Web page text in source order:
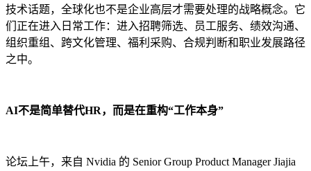
技术话题，全球化也不是企业高层才需要处理的战略概念。它
们正在进入日常工作：进入招聘筛选、员工服务、绩效沟通、
组织重组、跨文化管理、福利采购、合规判断和职业发展路径
之中。
AI不是简单替代HR，而是在重构“工作本身”
论坛上午，来自 Nvidia 的 Senior Group Product Manager Jiajia